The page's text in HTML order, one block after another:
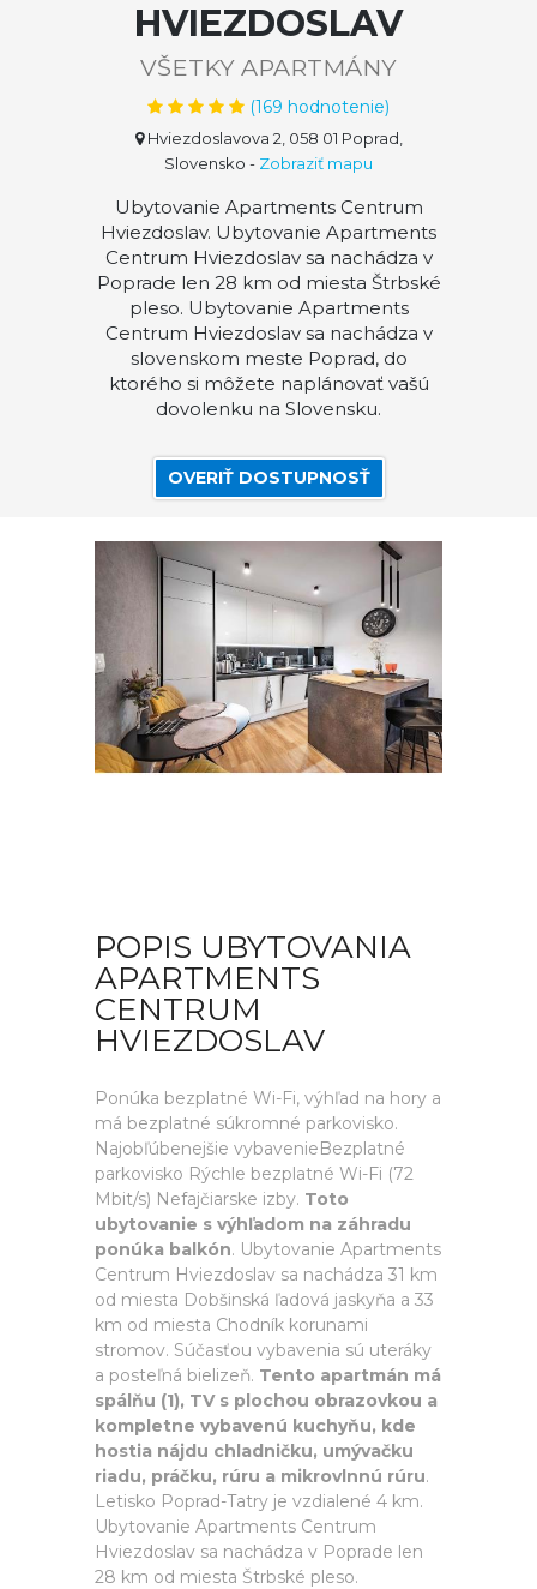
HVIEZDOSLAV
VŠETKY APARTMÁNY
(169 hodnotenie)
Hviezdoslavova 2, 058 01 Poprad,
Slovensko - Zobraziť mapu
Ubytovanie Apartments Centrum
Hviezdoslav. Ubytovanie Apartments
Centrum Hviezdoslav sa nachádza v
Poprade len 28 km od miesta Štrbské
pleso. Ubytovanie Apartments
Centrum Hviezdoslav sa nachádza v
slovenskom meste Poprad, do
ktorého si môžete naplánovať vašú
dovolenku na Slovensku.
OVERIŤ DOSTUPNOSŤ
POPIS UBYTOVANIA
APARTMENTS
CENTRUM
HVIEZDOSLAV
Ponúka bezplatné Wi-Fi, výhľad na hory a
má bezplatné súkromné parkovisko.
Najobľúbenejšie vybavenieBezplatné
parkovisko Rýchle bezplatné Wi-Fi (72
Mbit/s) Nefajčiarske izby. Toto
ubytovanie s výhľadom na záhradu
ponúka balkón. Ubytovanie Apartments
Centrum Hviezdoslav sa nachádza 31 km
od miesta Dobšinská ľadová jaskyňa a 33
km od miesta Chodník korunami
stromov. Súčasťou vybavenia sú uteráky
a posteľná bielizeň. Tento apartmán má
spálňu (1), TV s plochou obrazovkou a
kompletne vybavenú kuchyňu, kde
hostia nájdu chladničku, umývačku
riadu, práčku, rúru a mikrovlnnú rúru.
Letisko Poprad-Tatry je vzdialené 4 km.
Ubytovanie Apartments Centrum
Hviezdoslav sa nachádza v Poprade len
28 km od miesta Štrbské pleso.